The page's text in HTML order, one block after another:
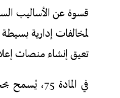
لمخالفات إدارية
تعيق إنشاء منصات
في المادة